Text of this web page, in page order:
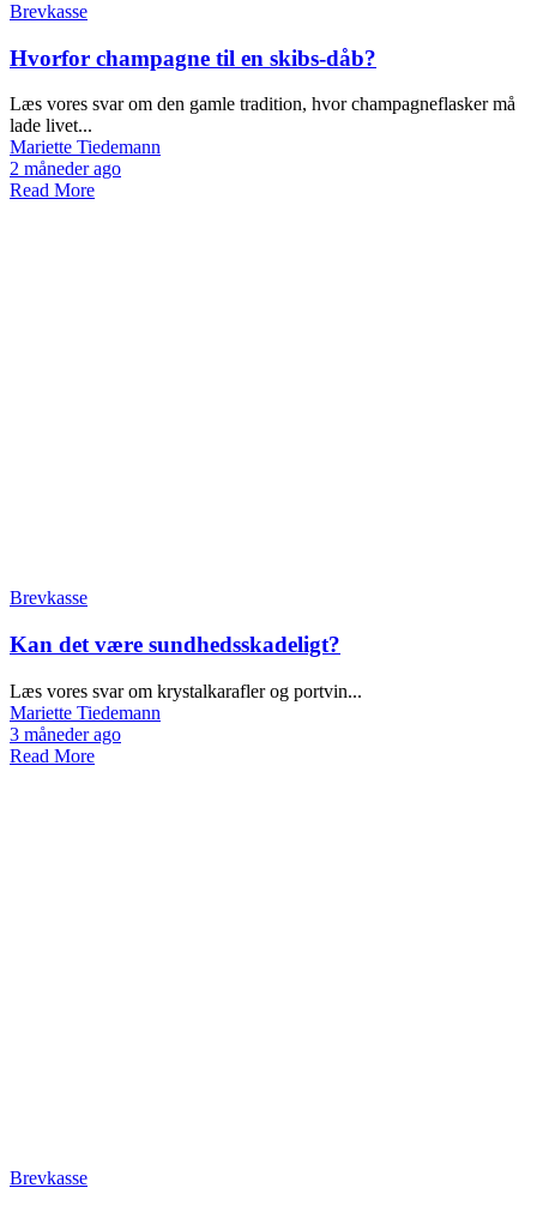
Brevkasse
Hvorfor champagne til en skibs-dåb?
Læs vores svar om den gamle tradition, hvor champagneflasker må
lade livet...
Mariette Tiedemann
2 måneder ago
Read More
Brevkasse
Kan det være sundhedsskadeligt?
Læs vores svar om krystalkarafler og portvin...
Mariette Tiedemann
3 måneder ago
Read More
Brevkasse